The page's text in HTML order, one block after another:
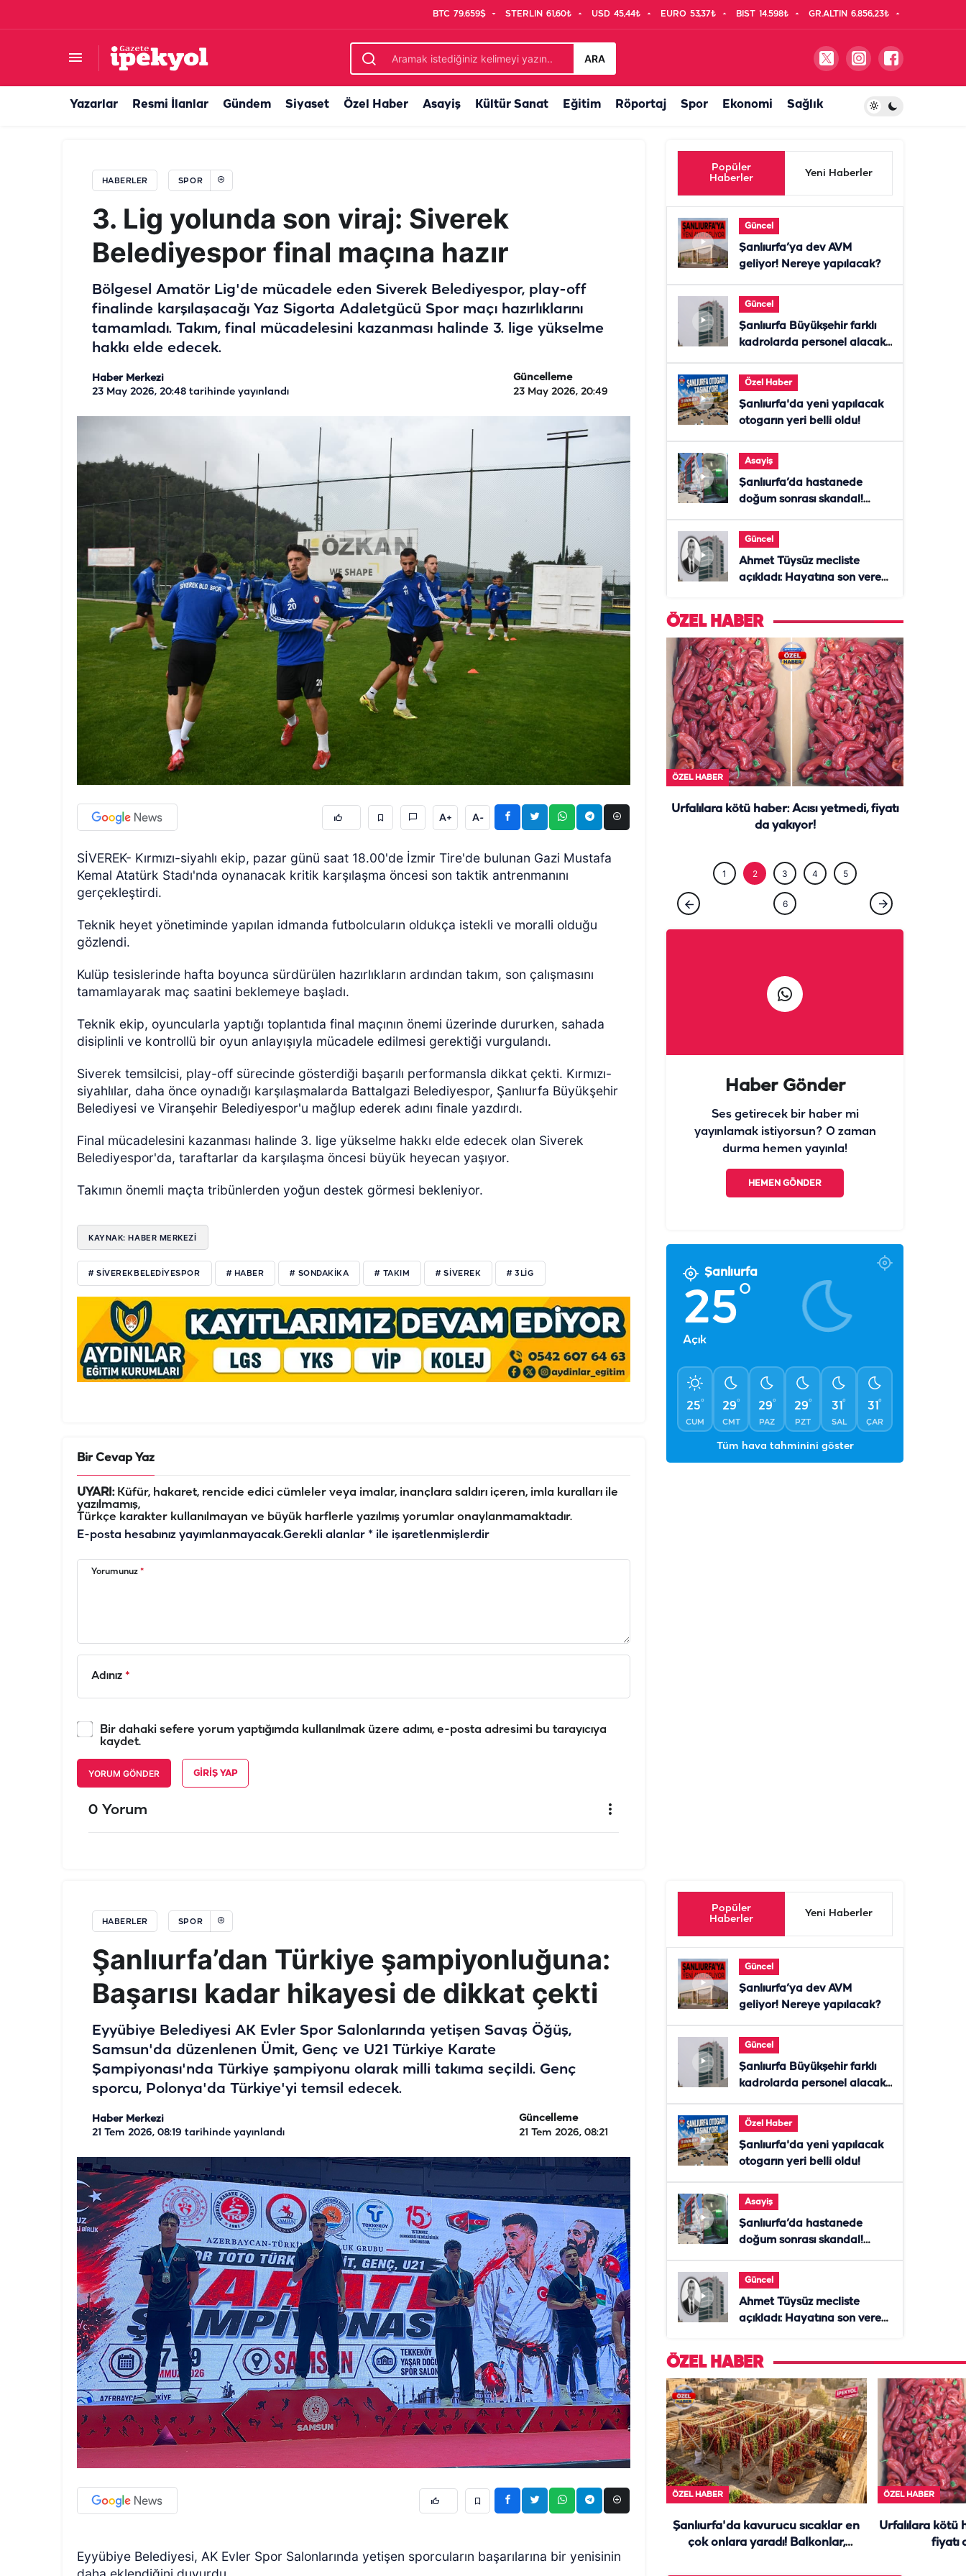
BTC 79.659$ STERLIN 61,60₺ USD 45,44₺ EURO 53,37₺ BIST 14.598₺ GR.ALTIN 6.856,23₺
ARA
Yazarlar Resmi İlanlar Gündem Siyaset Özel Haber Asayiş Kültür Sanat Eğitim Röportaj Spor Ekonomi Sağlık
HABERLER SPOR
3. Lig yolunda son viraj: Siverek
Belediyespor final maçına hazır
Bölgesel Amatör Lig'de mücadele eden Siverek Belediyespor, play-off
finalinde karşılaşacağı Yaz Sigorta Adaletgücü Spor maçı hazırlıklarını
tamamladı. Takım, final mücadelesini kazanması halinde 3. lige yükselme
hakkı elde edecek.
Haber Merkezi
23 May 2026, 20:48 tarihinde yayınlandı
Güncelleme
23 May 2026, 20:49
A+ A-
SİVEREK- Kırmızı-siyahlı ekip, pazar günü saat 18.00'de İzmir Tire'de bulunan Gazi Mustafa
Kemal Atatürk Stadı'nda oynanacak kritik karşılaşma öncesi son taktik antrenmanını
gerçekleştirdi.
Teknik heyet yönetiminde yapılan idmanda futbolcuların oldukça istekli ve moralli olduğu
gözlendi.
Kulüp tesislerinde hafta boyunca sürdürülen hazırlıkların ardından takım, son çalışmasını
tamamlayarak maç saatini beklemeye başladı.
Teknik ekip, oyuncularla yaptığı toplantıda final maçının önemi üzerinde dururken, sahada
disiplinli ve kontrollü bir oyun anlayışıyla mücadele edilmesi gerektiği vurgulandı.
Siverek temsilcisi, play-off sürecinde gösterdiği başarılı performansla dikkat çekti. Kırmızı-
siyahlılar, daha önce oynadığı karşılaşmalarda Battalgazi Belediyespor, Şanlıurfa Büyükşehir
Belediyesi ve Viranşehir Belediyespor'u mağlup ederek adını finale yazdırdı.
Final mücadelesini kazanması halinde 3. lige yükselme hakkı elde edecek olan Siverek
Belediyespor'da, taraftarlar da karşılaşma öncesi büyük heyecan yaşıyor.
Takımın önemli maçta tribünlerden yoğun destek görmesi bekleniyor.
KAYNAK: HABER MERKEZI
# SIVEREKBELEDIYESPOR # HABER # SONDAKIKA # TAKIM # SIVEREK # 3LIG
Bir Cevap Yaz
UYARI:Küfür, hakaret, rencide edici cümleler veya imalar, inançlara saldırı içeren, imla kuralları ile
yazılmamış,
Türkçe karakter kullanılmayan ve büyük harflerle yazılmış yorumlar onaylanmamaktadır.
E-posta hesabınız yayımlanmayacak.Gerekli alanlar * ile işaretlenmişlerdir
Yorumunuz *
Adınız *
Bir dahaki sefere yorum yaptığımda kullanılmak üzere adımı, e-posta adresimi bu tarayıcıya
kaydet.
YORUM GÖNDER GIRIŞ YAP
0 Yorum
Popüler
Haberler
Yeni Haberler
Güncel
Şanlıurfa’ya dev AVM
geliyor! Nereye yapılacak?
Güncel
Şanlıurfa Büyükşehir farklı
kadrolarda personel alacak!
Özel Haber
Şanlıurfa'da yeni yapılacak
otogarın yeri belli oldu!
Asayiş
Şanlıurfa’da hastanede
doğum sonrası skandal!
Güncel
Ahmet Tüysüz mecliste
açıkladı: Hayatına son veren
ÖZEL HABER
ÖZEL HABER ÖZEL HABER
Urfalılara kötü haber: Acısı yetmedi, fiyatı
da yakıyor!
1 2 3 4 5
6
Haber Gönder
Ses getirecek bir haber mi
yayınlamak istiyorsun? O zaman
durma hemen yayınla!
HEMEN GÖNDER
Şanlıurfa
25°
Açık
25°
CUM
29°
CMT
29°
PAZ
29°
PZT
31°
SAL
31°
ÇAR
Tüm hava tahminini göster
HABERLER SPOR
Şanlıurfa’dan Türkiye şampiyonluğuna:
Başarısı kadar hikayesi de dikkat çekti
Eyyübiye Belediyesi AK Evler Spor Salonlarında yetişen Savaş Öğüş,
Samsun'da düzenlenen Ümit, Genç ve U21 Türkiye Karate
Şampiyonası'nda Türkiye şampiyonu olarak milli takıma seçildi. Genç
sporcu, Polonya'da Türkiye'yi temsil edecek.
Haber Merkezi
21 Tem 2026, 08:19 tarihinde yayınlandı
Güncelleme
21 Tem 2026, 08:21
Eyyübiye Belediyesi, AK Evler Spor Salonlarında yetişen sporcuların başarılarına bir yenisinin
Şanlıurfa’dan Türkiye şampiyonluğuna: Başarısı kadar hikayesi de dikkat çekti
Popüler
Haberler
Yeni Haberler
Güncel
Şanlıurfa’ya dev AVM
geliyor! Nereye yapılacak?
Güncel
Şanlıurfa Büyükşehir farklı
kadrolarda personel alacak!
Özel Haber
Şanlıurfa'da yeni yapılacak
otogarın yeri belli oldu!
Asayiş
Şanlıurfa’da hastanede
doğum sonrası skandal!
Güncel
Ahmet Tüysüz mecliste
açıkladı: Hayatına son veren
ÖZEL HABER
ÖZEL HABER
Şanlıurfa'da kavurucu sıcaklar en
çok onlara yaradı! Balkonlar,
ÖZEL HABER
Urfalılara kötü
fiyatı